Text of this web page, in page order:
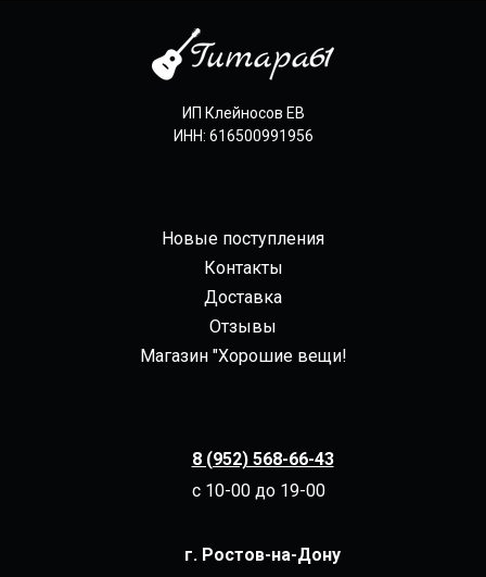
ИП Клейносов ЕВ
ИНН: 616500991956
Новые поступления
Контакты
Доставка
Отзывы
Магазин "Хорошие вещи!
8 (952) 568-66-43
с 10-00 до 19-00
г. Ростов-на-Дону